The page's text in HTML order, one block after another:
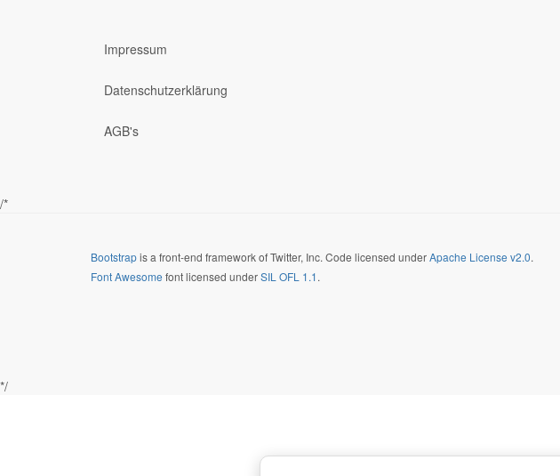
Impressum
Datenschutzerklärung
AGB's
/*
Bootstrapis a front-end framework of Twitter, Inc. Code licensed underApache License v2.0.
Font Awesome font licensed underSIL OFL 1.1.
*/